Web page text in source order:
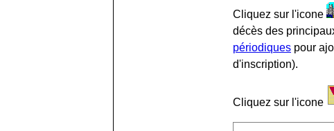
Cliquez sur l'icone
décès des
périodiques pour
d'inscription).
Cliquez sur l'icone